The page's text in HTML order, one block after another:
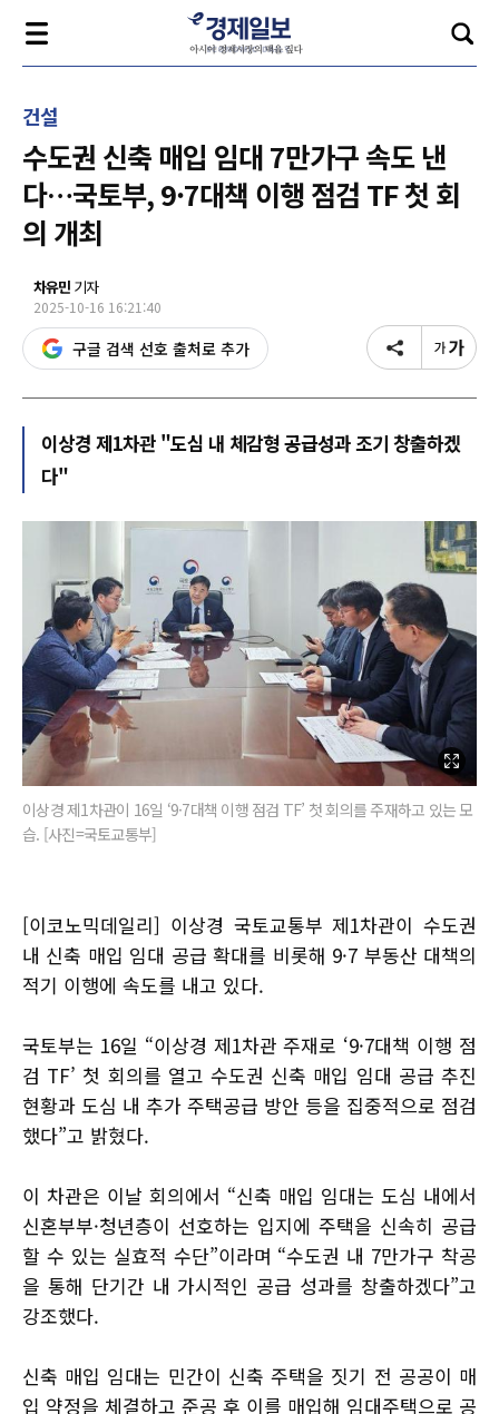
건설
수도권 신축 매입 임대 7만가구 속도 낸
다…국토부, 9·7대책 이행 점검 TF 첫 회
의 개최
차유민 기자
2025-10-16 16:21:40
구글 검색 선호 출처로 추가
이상경 제1차관 "도심 내 체감형 공급성과 조기 창출하겠
다"
이상경 제1차관이 16일 ‘9·7대책 이행 점검 TF’ 첫 회의를 주재하고 있는 모
습. [사진=국토교통부]
[이코노믹데일리] 이상경 국토교통부 제1차관이 수도권
내 신축 매입 임대 공급 확대를 비롯해 9·7 부동산 대책의
적기 이행에 속도를 내고 있다.
국토부는 16일 “이상경 제1차관 주재로 ‘9·7대책 이행 점
검 TF’ 첫 회의를 열고 수도권 신축 매입 임대 공급 추진
현황과 도심 내 추가 주택공급 방안 등을 집중적으로 점검
했다”고 밝혔다.
이 차관은 이날 회의에서 “신축 매입 임대는 도심 내에서
신혼부부·청년층이 선호하는 입지에 주택을 신속히 공급
할 수 있는 실효적 수단”이라며 “수도권 내 7만가구 착공
을 통해 단기간 내 가시적인 공급 성과를 창출하겠다”고
강조했다.
신축 매입 임대는 민간이 신축 주택을 짓기 전 공공이 매
입 약정을 체결하고 준공 후 이를 매입해 임대주택으로 공